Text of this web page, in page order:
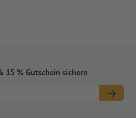
% Gutschein sichern